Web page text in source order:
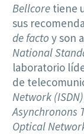
Bellcore tiene
sus
de facto y son
National
laboratorio
de
Network (ISDN)
Asynchronons
Optical